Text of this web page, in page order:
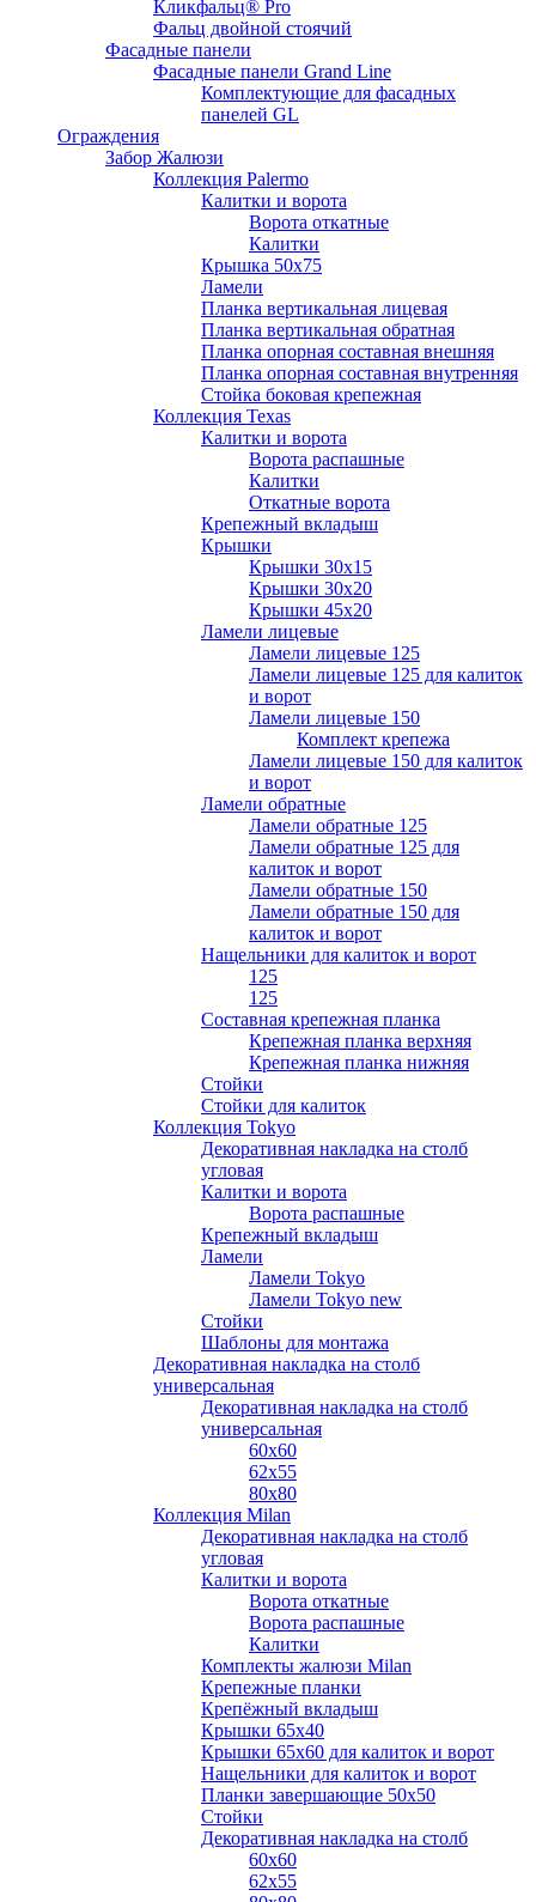
Кликфальц® Pro
Фальц двoйной стоячий
Фасадные панели
Фасадные панели Grand Line
Комплектующие для фасадных
панелей GL
Ограждения
Забор Жалюзи
Коллекция Palermo
Калитки и ворота
Ворота откатные
Калитки
Крышка 50х75
Ламели
Планка вертикальная лицевая
Планка вертикальная обратная
Планка опорная составная внешняя
Планка опорная составная внутренняя
Стойка боковая крепежная
Коллекция Texas
Калитки и ворота
Ворота распашные
Калитки
Откатные ворота
Крепежный вкладыш
Крышки
Крышки 30х15
Крышки 30х20
Крышки 45х20
Ламели лицевые
Ламели лицевые 125
Ламели лицевые 125 для калиток
и ворот
Ламели лицевые 150
Комплект крепежа
Ламели лицевые 150 для калиток
и ворот
Ламели обратные
Ламели обратные 125
Ламели обратные 125 для
калиток и ворот
Ламели обратные 150
Ламели обратные 150 для
калиток и ворот
Нащельники для калиток и ворот
125
125
Составная крепежная планка
Крепежная планка верхняя
Крепежная планка нижняя
Стойки
Стойки для калиток
Коллекция Tokyo
Декоративная накладка на столб
угловая
Калитки и ворота
Ворота распашные
Крепежный вкладыш
Ламели
Ламели Tokyo
Ламели Tokyo new
Стойки
Шаблоны для монтажа
Декоративная накладка на столб
универсальная
Декоративная накладка на столб
универсальная
60х60
62х55
80х80
Коллекция Milan
Декоративная накладка на столб
угловая
Калитки и ворота
Ворота откатные
Ворота распашные
Калитки
Комплекты жалюзи Milan
Крепежные планки
Крепёжный вкладыш
Крышки 65х40
Крышки 65х60 для калиток и ворот
Нащельники для калиток и ворот
Планки завершающие 50х50
Стойки
Декоративная накладка на столб
60х60
62х55